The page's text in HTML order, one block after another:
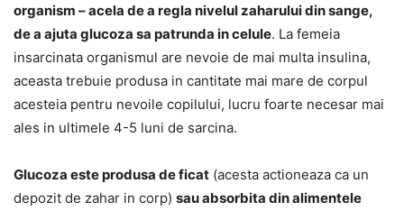
organism – acela de a regla nivelul zaharului din sange,
de a ajuta glucoza sa patrunda in celule. La femeia
insarcinata organismul are nevoie de mai multa insulina,
aceasta trebuie produsa in cantitate mai mare de corpul
acesteia pentru nevoile copilului, lucru foarte necesar mai
ales in ultimele 4-5 luni de sarcina.
Glucoza este produsa de ficat (acesta actioneaza ca un
depozit de zahar in corp) sau absorbita din alimentele